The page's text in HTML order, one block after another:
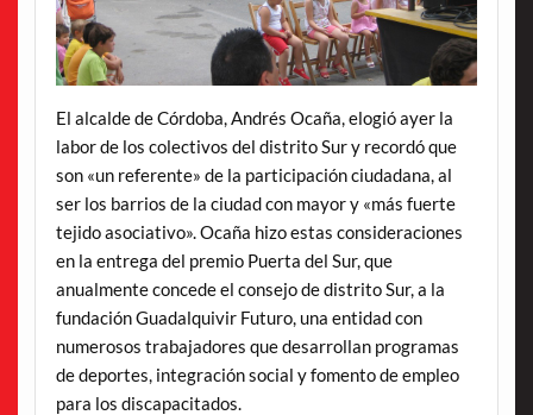
El alcalde de Córdoba, Andrés Ocaña, elogió ayer la
labor de los colectivos del distrito Sur y recordó que
son «un referente» de la participación ciudadana, al
ser los barrios de la ciudad con mayor y «más fuerte
tejido asociativo». Ocaña hizo estas consideraciones
en la entrega del premio Puerta del Sur, que
anualmente concede el consejo de distrito Sur, a la
fundación Guadalquivir Futuro, una entidad con
numerosos trabajadores que desarrollan programas
de deportes, integración social y fomento de empleo
para los discapacitados.